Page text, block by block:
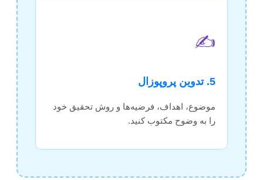
✍️
5. تدوین پروپوزال
موضوع، اهداف، فرضیه‌ها و روش تحقیق خود
را به وضوح مکتوب کنید.